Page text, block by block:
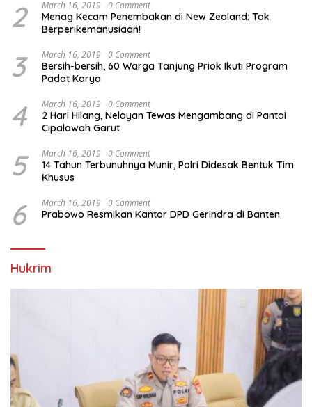
2 March 16, 2019 0 Comment
Menag Kecam Penembakan di New Zealand: Tak
Berperikemanusiaan!
3 March 16, 2019 0 Comment
Bersih-bersih, 60 Warga Tanjung Priok Ikuti Program
Padat Karya
4 March 16, 2019 0 Comment
2 Hari Hilang, Nelayan Tewas Mengambang di Pantai
Cipalawah Garut
5 March 16, 2019 0 Comment
14 Tahun Terbunuhnya Munir, Polri Didesak Bentuk Tim
Khusus
6 March 16, 2019 0 Comment
Prabowo Resmikan Kantor DPD Gerindra di Banten
Hukrim